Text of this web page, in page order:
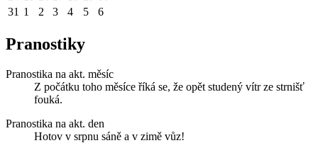
31 1 2 3 4 5 6
Pranostiky
Pranostika na akt. měsíc
Z počátku toho měsíce říká se, že opět studený vítr ze strnišť
fouká.
Pranostika na akt. den
Hotov v srpnu sáně a v zimě vůz!